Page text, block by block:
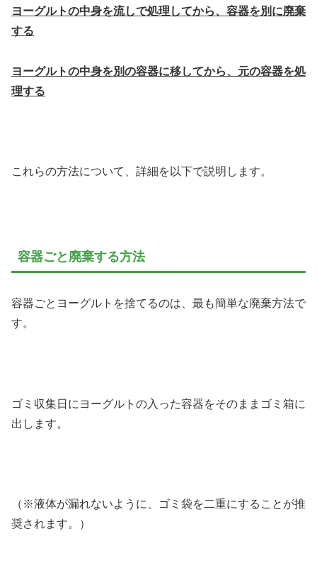
ヨーグルトの中身を流しで処理してから、容器を別に廃棄
する
ヨーグルトの中身を別の容器に移してから、元の容器を処
理する
これらの方法について、詳細を以下で説明します。
容器ごと廃棄する方法
容器ごとヨーグルトを捨てるのは、最も簡単な廃棄方法で
す。
ゴミ収集日にヨーグルトの入った容器をそのままゴミ箱に
出します。
（※液体が漏れないように、ゴミ袋を二重にすることが推
奨されます。）